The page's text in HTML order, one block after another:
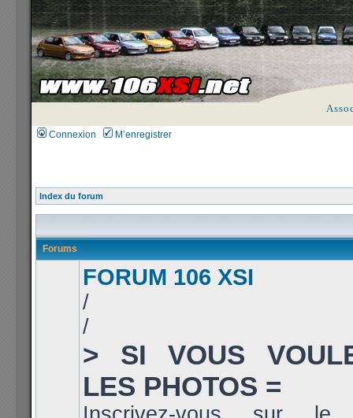
Connexion M’enregistrer
Index du forum
Forums
FORUM 106 XSI
/
/
> SI VOUS
LES PHOTOS =